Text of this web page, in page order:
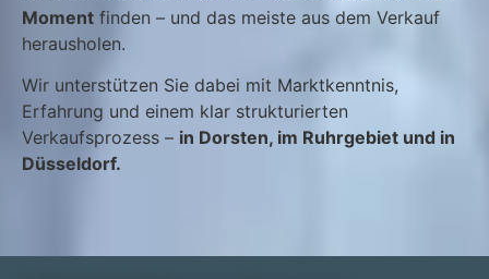
Moment finden – und das meiste aus dem Verkauf
herausholen.
Wir unterstützen Sie dabei mit Marktkenntnis,
Erfahrung und einem klar strukturierten
Verkaufsprozess – in Dorsten, im Ruhrgebiet und in
Düsseldorf.